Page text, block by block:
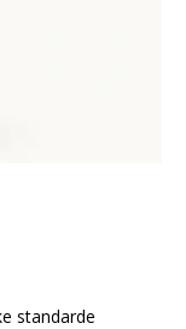
standarde